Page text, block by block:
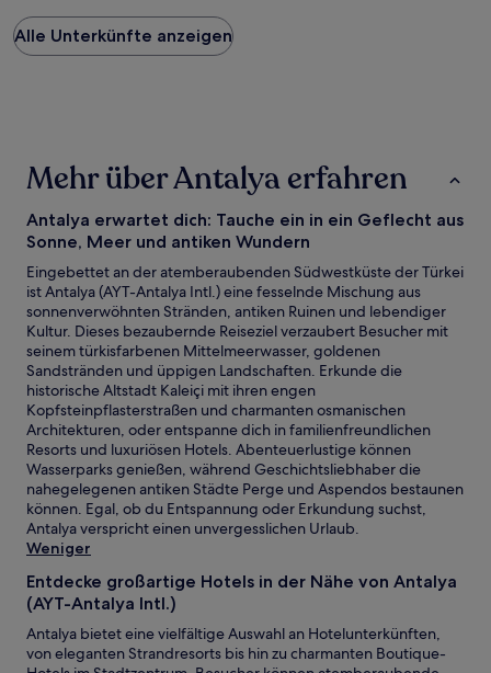
Preis
pro
Nacht,
für
einen
Aufenthalt
mit
1 Übernachtung
von
2 Erwachsenen
gefunden
wurde.
Preise
und
Verfügbarkeiten
können
sich
ändern.
Es
können
zusätzliche
Bedingungen
gelten.
Alle Unterkünfte anzeigen
Mehr über Antalya erfahren
Antalya erwartet dich: Tauche ein in ein Geflecht aus
Sonne, Meer und antiken Wundern
Eingebettet an der atemberaubenden Südwestküste der Türkei
ist Antalya (AYT-Antalya Intl.) eine fesselnde Mischung aus
sonnenverwöhnten Stränden, antiken Ruinen und lebendiger
Kultur. Dieses bezaubernde Reiseziel verzaubert Besucher mit
seinem türkisfarbenen Mittelmeerwasser, goldenen
Sandstränden und üppigen Landschaften. Erkunde die
historische Altstadt Kaleiçi mit ihren engen
Kopfsteinpflasterstraßen und charmanten osmanischen
Architekturen, oder entspanne dich in familienfreundlichen
Resorts und luxuriösen Hotels. Abenteuerlustige können
Wasserparks genießen, während Geschichtsliebhaber die
nahegelegenen antiken Städte Perge und Aspendos bestaunen
können. Egal, ob du Entspannung oder Erkundung suchst,
Antalya verspricht einen unvergesslichen Urlaub.
Weniger
Entdecke großartige Hotels in der Nähe von Antalya
(AYT-Antalya Intl.)
Antalya bietet eine vielfältige Auswahl an Hotelunterkünften,
von eleganten Strandresorts bis hin zu charmanten Boutique-